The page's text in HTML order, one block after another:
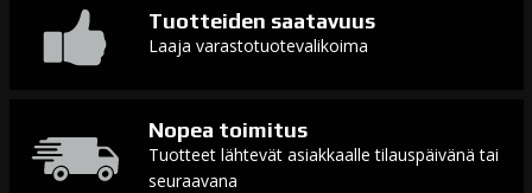
Tuotteiden saatavuus
Laaja varastotuotevalikoima
Nopea toimitus
Tuotteet lähtevät asiakkaalle tilauspäivänä tai
seuraavana